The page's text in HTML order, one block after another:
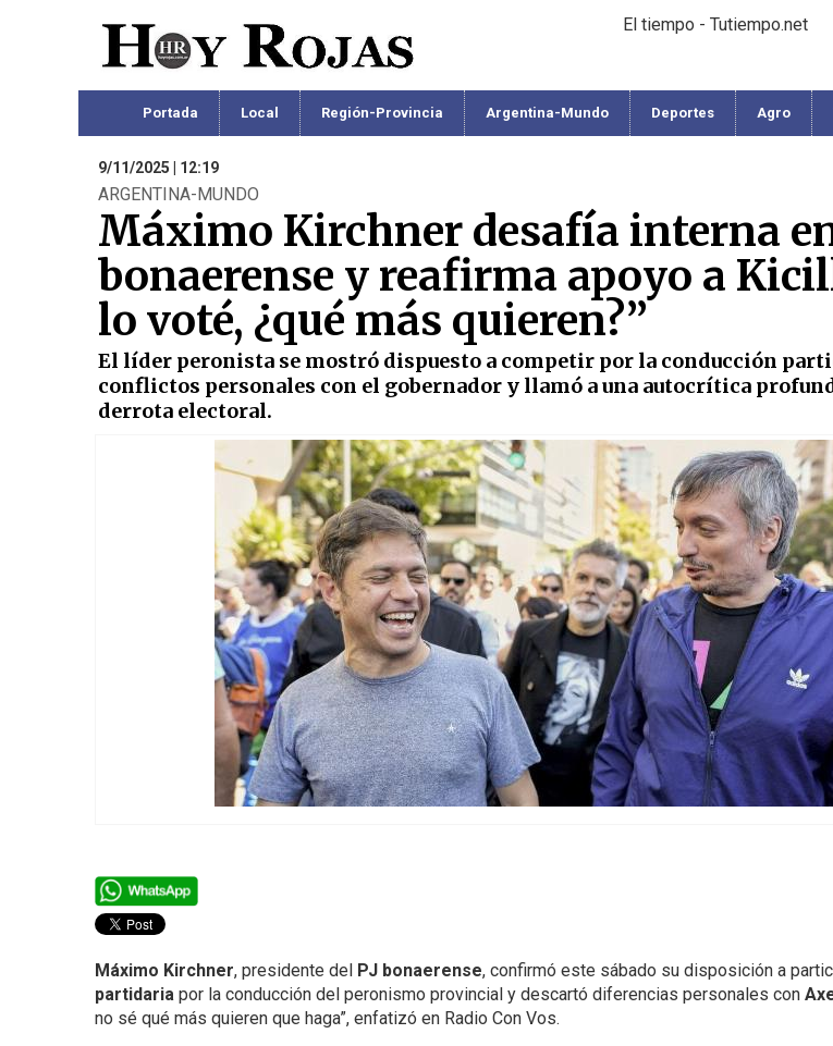
El tiempo - Tutiempo.net
Portada Local Región-Provincia Argentina-Mundo Deportes Agro
9/11/2025 | 12:19
ARGENTINA-MUNDO
Máximo Kirchner desafía interna
bonaerense y reafirma apoyo a
lo voté, ¿qué más quieren?”
El líder peronista se mostró dispuesto a competir por la conducción
conflictos personales con el gobernador y llamó a una autocrítica
derrota electoral.
Máximo Kirchner, presidente del PJ bonaerense, confirmó este sábado su disposición a
partidaria por la conducción del peronismo provincial y descartó diferencias personales con
no sé qué más quieren que haga”, enfatizó en Radio Con Vos.